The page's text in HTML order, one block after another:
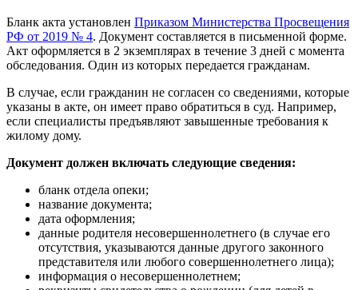
Бланк акта установлен Приказом Министерства Просвещения
РФ от 2019 № 4. Документ составляется в письменной форме.
Акт оформляется в 2 экземплярах в течение 3 дней с момента
обследования. Один из которых передается гражданам.
В случае, если гражданин не согласен со сведениями, которые
указаны в акте, он имеет право обратиться в суд. Например,
если специалисты предъявляют завышенные требования к
жилому дому.
Документ должен включать следующие сведения:
бланк отдела опеки;
название документа;
дата оформления;
данные родителя несовершеннолетнего (в случае его
отсутствия, указываются данные другого законного
представителя или любого совершеннолетнего лица);
информация о несовершеннолетнем;